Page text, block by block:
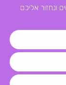
ונחזור אליכם